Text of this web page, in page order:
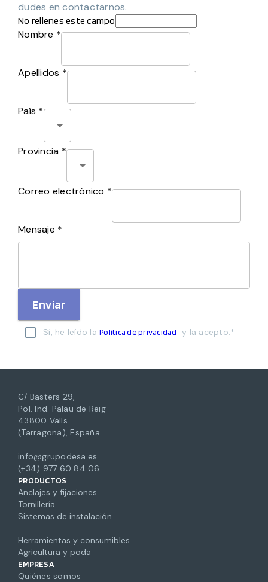
dudes en contactarnos.
No rellenes este campo
Nombre *
Apellidos *
País *
Provincia *
Correo electrónico *
Mensaje *
Enviar
Sí, he leído la Política de privacidad y la acepto.*
C/ Basters 29,
Pol. Ind. Palau de Reig
43800 Valls
(Tarragona), España
info@grupodesa.es
(+34) 977 60 84 06
PRODUCTOS
Anclajes y fijaciones
Tornillería
Sistemas de instalación
Herramientas y consumibles
Agricultura y poda
EMPRESA
Quiénes somos